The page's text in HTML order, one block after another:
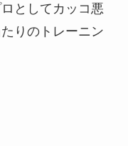
としてカッコ悪
りのトレーニン